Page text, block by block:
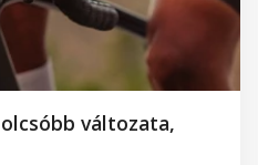
olcsóbb változata,